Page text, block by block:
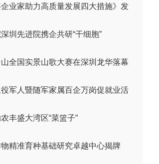
企业家助力高质量发展四大措施》发
圳先进院携企共研“干细胞”
全国实景山歌大赛在深圳龙华落幕
军人暨随军家属百企万岗促就业活
丰盛大湾区“菜篮子”
精准育种基础研究卓越中心揭牌